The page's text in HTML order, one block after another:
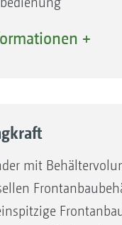
und schneller
+
mit